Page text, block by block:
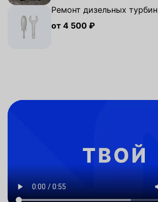
Ремонт дизельных турбин
от 4 500 ₽